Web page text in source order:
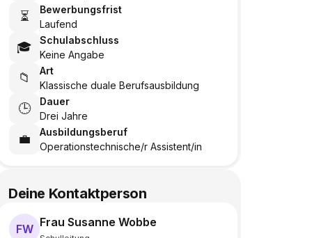
⏳
Bewerbungsfrist
Laufend
🎓
Schulabschluss
Keine Angabe
📁
Art
Klassische duale Berufsausbildung
🕒
Dauer
Drei Jahre
💼
Ausbildungsberuf
Operationstechnische/r Assistent/in
Deine Kontaktperson
FW Frau Susanne Wobbe